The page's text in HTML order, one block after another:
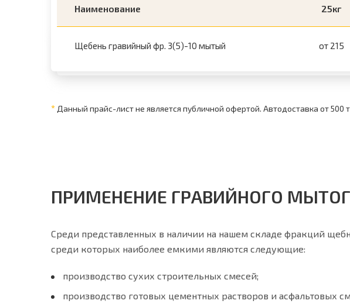
Наименование 25кг
Щебень гравийный фр. 3(5)-10 мытый от 215
* Данный прайс-лист не является публичной офертой. Автодоставка от
ПРИМЕНЕНИЕ ГРАВИЙНОГО
Среди представленных в наличии на нашем складе фракций
среди которых наиболее емкими являются следующие:
производство сухих строительных смесей;
производство готовых цементных растворов и асфальтовых